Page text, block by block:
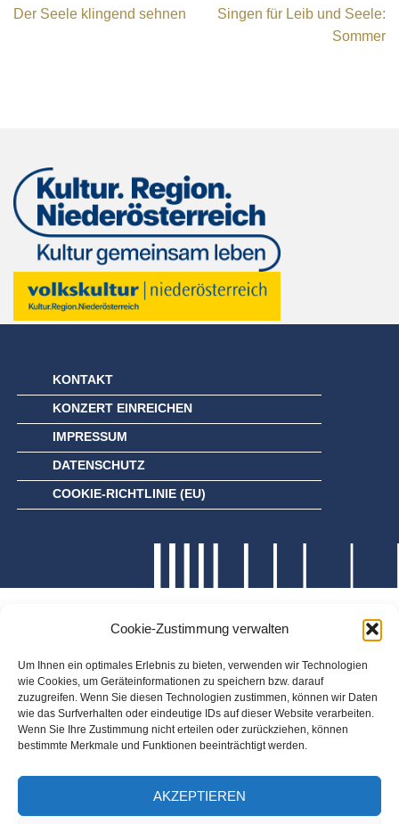
Cookie-Zustimmung verwalten
Um Ihnen ein optimales Erlebnis zu bieten, verwenden wir Technologien
wie Cookies, um Geräteinformationen zu speichern bzw. darauf
zuzugreifen. Wenn Sie diesen Technologien zustimmen, können wir Daten
wie das Surfverhalten oder eindeutige IDs auf dieser Website verarbeiten.
Wenn Sie Ihre Zustimmung nicht erteilen oder zurückziehen, können
bestimmte Merkmale und Funktionen beeinträchtigt werden.
AKZEPTIEREN
Der Seele klingend sehnen
Singen für Leib und Seele:
Sommer
KONTAKT
KONZERT EINREICHEN
IMPRESSUM
DATENSCHUTZ
COOKIE-RICHTLINIE (EU)